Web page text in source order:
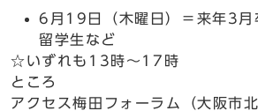
6月19日（木曜日）＝来年3月
留学生など
☆いずれも13時～17時
ところ
アクセス梅田フォーラム（大阪市